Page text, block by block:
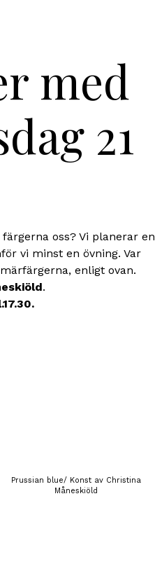
med
21
oss? Vi planerar en
vi minst en övning. Var
enligt ovan.
.
Prussian blue/ Konst av Christina
Måneskiöld